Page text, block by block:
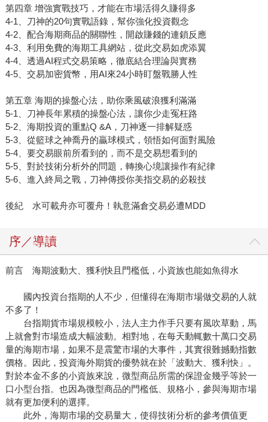
第四章 增強實戰技巧，才能在市場活得久賺得多
4-1、刀神的20句實戰語錄，幫你強化投資觀念
4-2、配合海期商品的關聯性，開啟賺錢的連鎖反應
4-3、利用免費的海期工具網站，從此交易如虎添翼
4-4、透過AI程式交易策略，徹底結合理論與實務
4-5、交易加密貨幣，用AI來24小時盯盤戰勝人性
第五章 海期的操盤心法，助你乘風破浪獲利滿滿
5-1、刀神長年累積的操盤心法，讓你少走冤枉路
5-2、海期投資的重點Q &A，刀神逐一排解疑惑
5-3、從籃球之神喬丹的贏球模式，領悟如何面對風險
5-4、要交易眼前所看到的，而不是交易想看到的
5-5、對於技術分析外的問題，轉換心境讓操作有紀律
5-6、進入終局之戰，刀神傳授你美指交易的必殺技
後紀 水可載舟亦可覆舟！執意滿倉交易必遭MDD
序／導讀
前言 海期波動大、獲利快且門檻低，小資族也能如魚得水
國內投資台指期的人不少，但懂得在海期市場做交易的人就
不多了！
台指期貨市場規模較小，法人主力作手只要有風吹草動，馬
上就會對市場造成大幅波動。相對地，在每天動輒數十萬口交易
量的海期市場，如果不是震驚市場的大事件，其實很難撼動指數
價格。因此，投資海外期貨的優勢就在於「波動大、獲利快」。
對於本金不多的小資族來說，微型商品所需的保證金幾乎等於一
口小型台指。也因為微型商品的門檻低、規格小，參與海期市場
就有更加便利的選擇。
此外，海期市場的交易量大，使得技術分析的參考價值更